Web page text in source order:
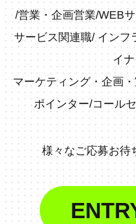
/営業・企画営業/WEB
サービス関連職/インフ
イ
マーケティング・企画
ポインター/コール
様々なご応募お待